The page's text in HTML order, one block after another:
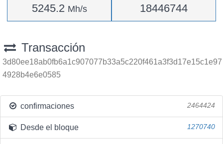
5245.2 Mh/s 18446744
Transacción
3d80ee18ab0fb6a1c907077b33a5c220f461a3f3d17e15c1e97
4928b4e6e0585
confirmaciones 2464424
Desde el bloque 1270740